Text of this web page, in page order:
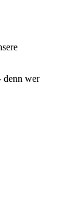
denn wer